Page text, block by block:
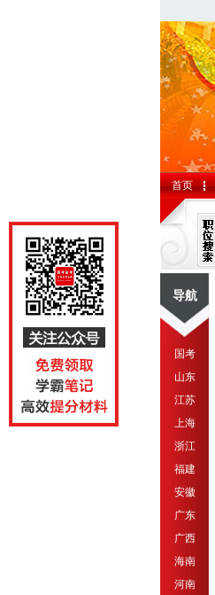
首页
导航
国考
山东
江苏
上海
浙江
福建
安徽
广东
广西
海南
河南